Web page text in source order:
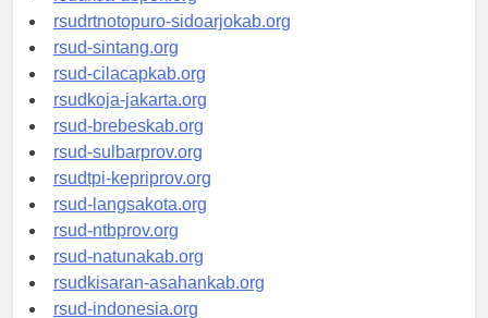
rsudksa-depok.org
rsudrtnotopuro-sidoarjokab.org
rsud-sintang.org
rsud-cilacapkab.org
rsudkoja-jakarta.org
rsud-brebeskab.org
rsud-sulbarprov.org
rsudtpi-kepriprov.org
rsud-langsakota.org
rsud-ntbprov.org
rsud-natunakab.org
rsudkisaran-asahankab.org